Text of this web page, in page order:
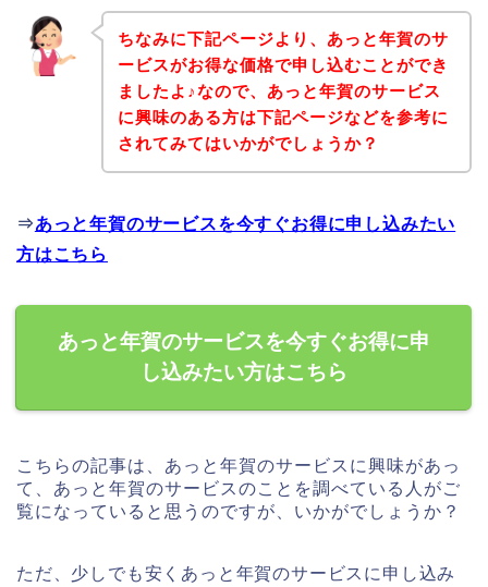
ちなみに下記ページより、あっと年賀のサ
ービスがお得な価格で申し込むことができ
ましたよ♪なので、あっと年賀のサービス
に興味のある方は下記ページなどを参考に
されてみてはいかがでしょうか？
⇒あっと年賀のサービスを今すぐお得に申し込みたい
方はこちら
あっと年賀のサービスを今すぐお得に申
し込みたい方はこちら
こちらの記事は、あっと年賀のサービスに興味があっ
て、あっと年賀のサービスのことを調べている人がご
覧になっていると思うのですが、いかがでしょうか？
ただ、少しでも安くあっと年賀のサービスに申し込み